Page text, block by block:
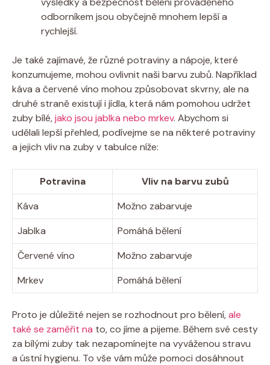
odborníkem jsou obyčejně mnohem lepší a
rychlejší.
Je také zajímavé, že různé potraviny a nápoje, které
konzumujeme, mohou ovlivnit naši barvu zubů. Například
káva a červené víno mohou způsobovat skvrny, ale na
druhé straně existují i jídla, která nám pomohou udržet
zuby bílé,jako jsou jablka nebo mrkev. Abychom si
udělali lepší přehled, podívejme se na některé potraviny
a jejich vliv na zuby v tabulce níže:
Potravina
Vliv na barvu zubů
Káva
Možno zabarvuje
Jablka
Pomáhá bělení
Červené víno
Možno zabarvuje
Mrkev
Pomáhá bělení
Proto je důležité nejen se rozhodnout pro bělení,ale
také se zaměřit na to, co jíme a pijeme. Během své cesty
za bílými zuby tak nezapomínejte na vyváženou stravu
a ústní hygienu. To vše vám může pomoci dosáhnout